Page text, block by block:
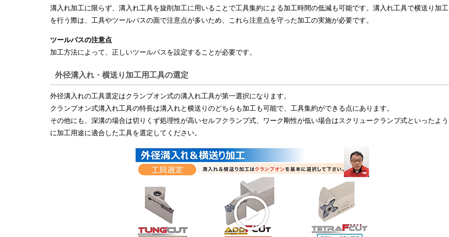
溝入れ加工に限らず、溝入れ工具を旋削加工に用いることで工具集約による加工時間の低減も可能です。溝入れ工具で横送り加工
を行う際は、工具やツールパスの面で注意点が多いため、これら注意点を守った加工の実施が必要です。
ツールパスの注意点
加工方法によって、正しいツールパスを設定することが必要です。
外径溝入れ・横送り加工用工具の選定
外径溝入れの工具選定はクランプオン式の溝入れ工具が第一選択になります。
クランプオン式溝入れ工具の特長は溝入れと横送りのどちらも加工も可能で、工具集約ができる点にあります。
その他にも、深溝の場合は切りくず処理性が高いセルフクランプ式、ワーク剛性が低い場合はスクリュークランプ式といったよう
に加工用途に適合した工具を選定してください。